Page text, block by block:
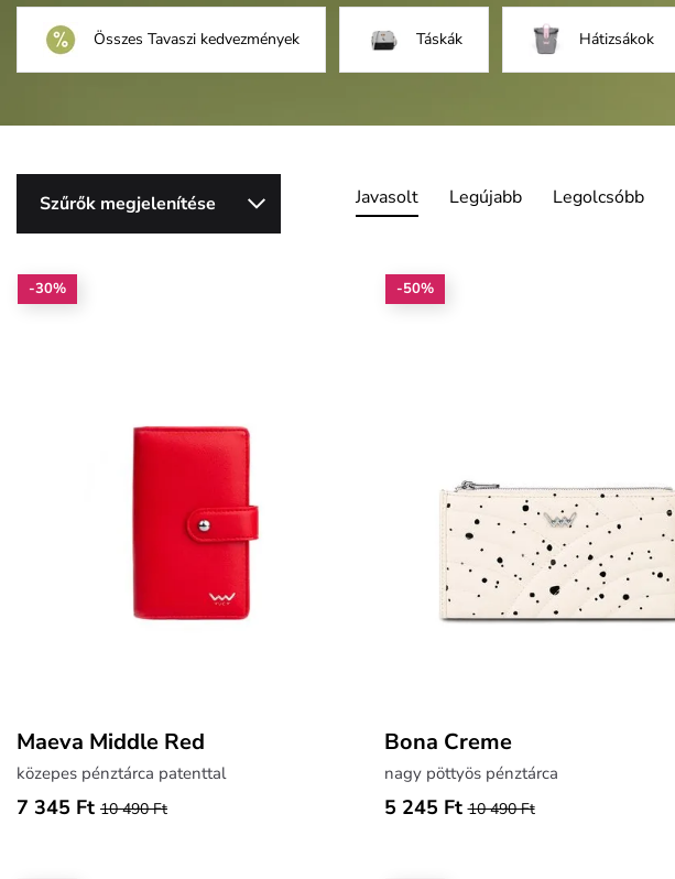
Összes Tavaszi kedvezmények Táskák Hátizsákok
Szűrők megjelenítése Javasolt Legújabb Legolcsóbb
-30%
Maeva Middle Red
közepes pénztárca patenttal
7 345 Ft 10 490 Ft
-50%
Bona Creme
nagy pöttyös pénztárca
5 245 Ft 10 490 Ft